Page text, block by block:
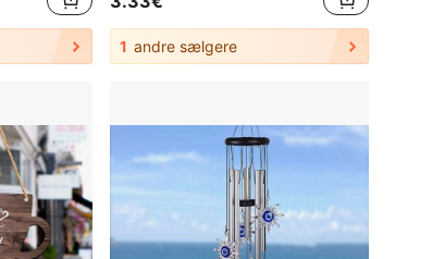
1 andre sælgere